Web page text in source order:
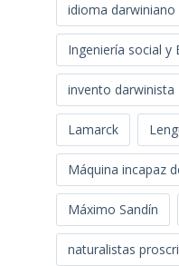
idioma darwiniano
Ingeniería social y
invento darwinista
Lamarck
Máquina incapaz
Máximo Sandín
naturalistas